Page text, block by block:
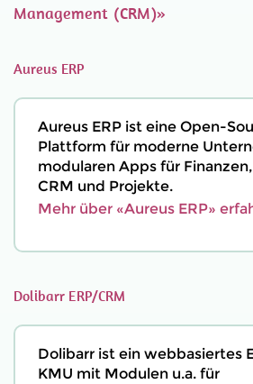
Management (CRM)»
Aureus ERP
Aureus ERP ist eine Open-
Plattform für moderne
modularen Apps für
CRM und Projekte.
Mehr über «Aureus ERP»
Dolibarr ERP/CRM
Dolibarr ist ein webbasiertes
KMU mit Modulen u.a. für